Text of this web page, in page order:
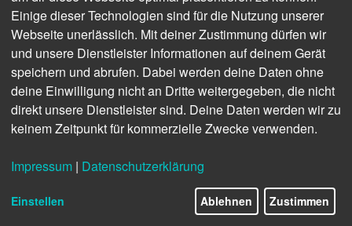
langfristigen Wertpapieranlagen aus dem
Umlaufvermögen in das Finanzanlagevermögen mit
19,6 Mio. Euro steigernd aus. Gegenläufig wirken
sich die Verschmelzung mit der Fotoagentur
Zentralbild GmbH (–0,2 Mio. Euro) sowie eine
Beteiligungsabschreibung (–0,2 Mio. Euro) aus.
Insgesamt veränderten sich die Finanzanlagen
stiegen auf 28,1 Mio. Euro (Vorjahr 8,9 Mio. Euro).
Das Umlaufvermögen verminderte sich im Saldo um
Einige dieser Technologien sind für die Nutzung unserer
Webseite unerlässlich. Mit deiner Zustimmung dürfen wir
und unsere Dienstleister Informationen auf deinem Gerät
speichern und abrufen. Dabei werden deine Daten ohne
deine Einwilligung nicht an Dritte weitergegeben, die nicht
direkt unsere Dienstleister sind. Deine Daten werden wir zu
keinem Zeitpunkt für kommerzielle Zwecke verwenden.
Impressum | Datenschutzerklärung
Einstellen Ablehnen Zustimmen